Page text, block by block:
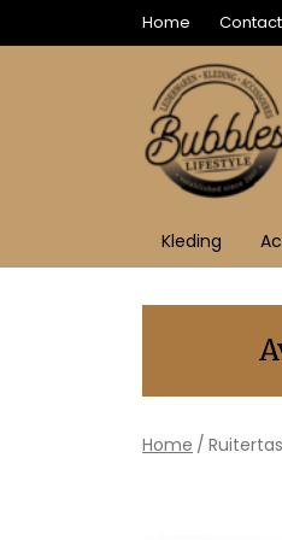
Home Contact
Kleding
730628T
Bubbles
Home